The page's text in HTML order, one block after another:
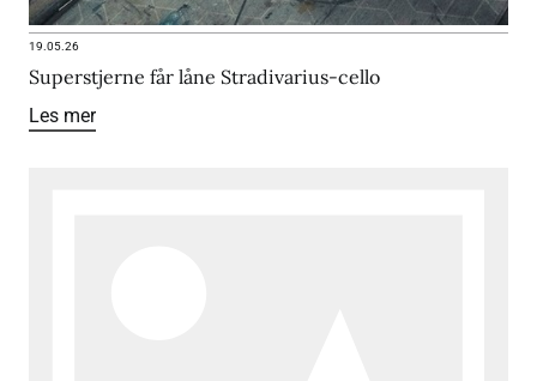
19.05.26
Superstjerne får låne Stradivarius-cello
Les mer